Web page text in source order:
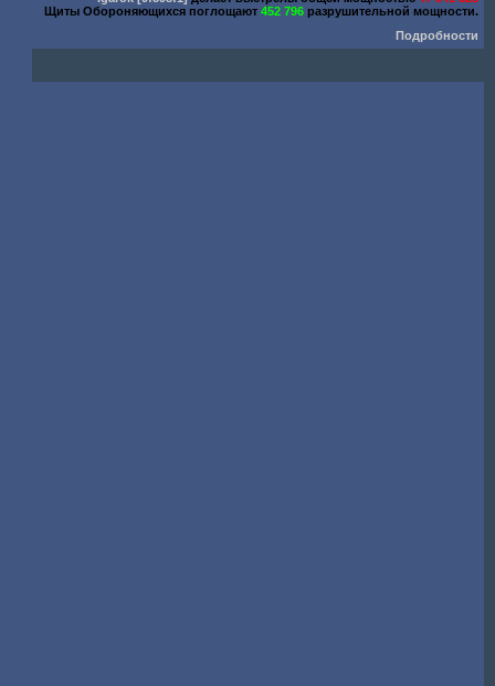
Щиты Обороняющихся поглощают452 796 разрушительной мощности.
Подробности